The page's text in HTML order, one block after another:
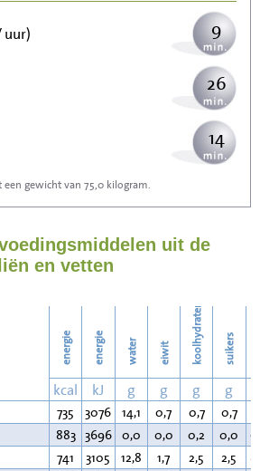
uur) 9
26
14
46
53
gewicht van 75,0 kilogram.
uit de
en vetten
energie energie water eiwit koolhydraten suikers
kcal kJ g g g g
735 3076 14,1 0,7 0,7 0,7
883 3696 0,0 0,0 0,2 0,0
741 3105 12,8 1,7 2,5 2,5